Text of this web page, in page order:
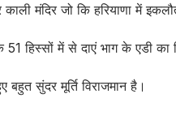
मंदिर जो कि हरियाणा में
हिस्सों में से दाएं भाग के एडी का
सुंदर मूर्ति विराजमान है।